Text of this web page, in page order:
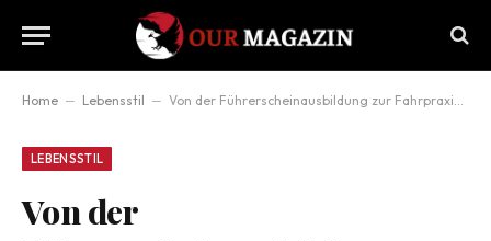
Home – Lebensstil – Von der Führerscheinausbildung zur Fahrpraxis: Wie junge Fahrer mehr Sicherheit im Straßenverkehr erlangen
LEBENSSTIL
Von der